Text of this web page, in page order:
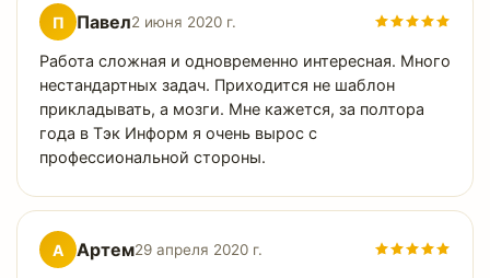
П Павел2 июня 2020 г.
Работа сложная и одновременно интересная. Много
нестандартных задач. Приходится не шаблон
прикладывать, а мозги. Мне кажется, за полтора
года в Тэк Информ я очень вырос с
профессиональной стороны.
А Артем29 апреля 2020 г.